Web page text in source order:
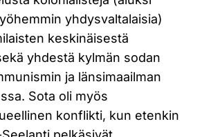
yhdysvaltalaisia)
keskinäisestä
yhdestä kylmän sodan
ja länsimaailman
Sota oli myös
konflikti, kun etenkin